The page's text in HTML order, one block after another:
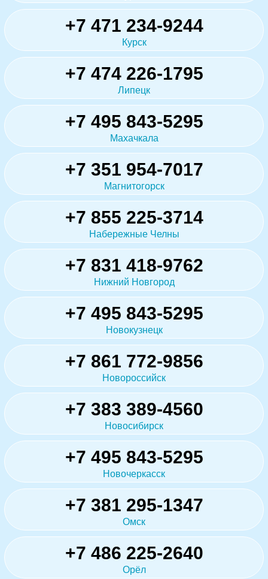
+7 471 234-9244
Курск
+7 474 226-1795
Липецк
+7 495 843-5295
Махачкала
+7 351 954-7017
Магнитогорск
+7 855 225-3714
Набережные Челны
+7 831 418-9762
Нижний Новгород
+7 495 843-5295
Новокузнецк
+7 861 772-9856
Новороссийск
+7 383 389-4560
Новосибирск
+7 495 843-5295
Новочеркасск
+7 381 295-1347
Омск
+7 486 225-2640
Орёл